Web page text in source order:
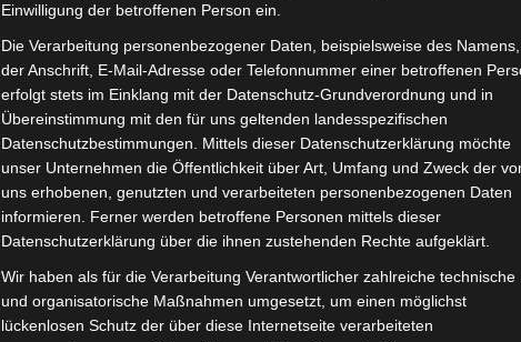
isdv
Aktuelles
Tagessatz
Mitglied werden
isdv Wiki
Über uns
Verein
Vorstand
Einwilligung der betroffenen Person ein.
Die Verarbeitung personenbezogener Daten, beispielsweise des Namens,
der Anschrift, E-Mail-Adresse oder Telefonnummer einer betroffenen
erfolgt stets im Einklang mit der Datenschutz-Grundverordnung und in
Übereinstimmung mit den für uns geltenden landesspezifischen
Datenschutzbestimmungen. Mittels dieser Datenschutzerklärung möchte
unser Unternehmen die Öffentlichkeit über Art, Umfang und Zweck der
uns erhobenen, genutzten und verarbeiteten personenbezogenen Daten
informieren. Ferner werden betroffene Personen mittels dieser
Datenschutzerklärung über die ihnen zustehenden Rechte aufgeklärt.
Wir haben als für die Verarbeitung Verantwortlicher zahlreiche technische
und organisatorische Maßnahmen umgesetzt, um einen möglichst
lückenlosen Schutz der über diese Internetseite verarbeiteten